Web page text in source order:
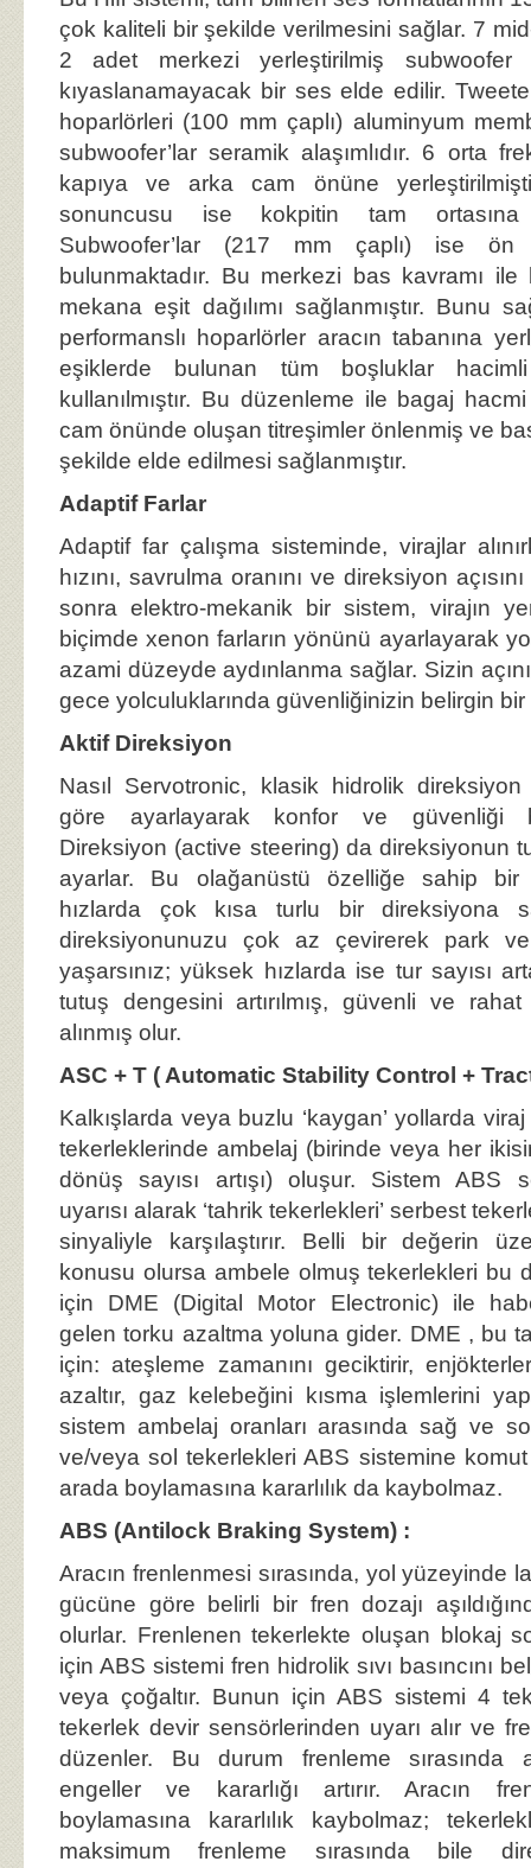
çok kaliteli bir şekilde verilmesini sağlar. 7
2 adet merkezi yerleştirilmiş
kıyaslanamayacak bir ses elde edilir.
hoparlörleri (100 mm çaplı) aluminyum
subwoofer’lar seramik alaşımlıdır. 6 orta
kapıya ve arka cam önüne
sonuncusu ise kokpitin tam ortasına
Subwoofer’lar (217 mm çaplı) ise ön
bulunmaktadır. Bu merkezi bas kavramı
mekana eşit dağılımı sağlanmıştır. Bunu
performanslı hoparlörler aracın tabanına
eşiklerde bulunan tüm boşluklar
kullanılmıştır. Bu düzenleme ile bagaj
cam önünde oluşan titreşimler önlenmiş ve
şekilde elde edilmesi sağlanmıştır.
Adaptif Farlar
Adaptif far çalışma sisteminde, virajlar
hızını, savrulma oranını ve direksiyon
sonra elektro-mekanik bir sistem, virajın
biçimde xenon farların yönünü ayarlayarak
azami düzeyde aydınlanma sağlar. Sizin
gece yolculuklarında güvenliğinizin belirgin bir
Aktif Direksiyon
Nasıl Servotronic, klasik hidrolik direksiyon
göre ayarlayarak konfor ve güvenliği
Direksiyon (active steering) da direksiyonun
ayarlar. Bu olağanüstü özelliğe sahip bir
hızlarda çok kısa turlu bir direksiyona
direksiyonunuzu çok az çevirerek park ve
yaşarsınız; yüksek hızlarda ise tur sayısı
tutuş dengesini artırılmış, güvenli ve rahat
alınmış olur.
ASC + T ( Automatic Stability Control +
Kalkışlarda veya buzlu ‘kaygan’ yollarda
tekerleklerinde ambelaj (birinde veya her
dönüş sayısı artışı) oluşur. Sistem ABS
uyarısı alarak ‘tahrik tekerlekleri’ serbest
sinyaliyle karşılaştırır. Belli bir değerin
konusu olursa ambele olmuş tekerlekleri bu
için DME (Digital Motor Electronic) ile
gelen torku azaltma yoluna gider. DME , bu
için: ateşleme zamanını geciktirir,
azaltır, gaz kelebeğini kısma işlemlerini
sistem ambelaj oranları arasında sağ ve
ve/veya sol tekerlekleri ABS sistemine
arada boylamasına kararlılık da kaybolmaz.
ABS (Antilock Braking System) :
Aracın frenlenmesi sırasında, yol yüzeyinde
gücüne göre belirli bir fren dozajı
olurlar. Frenlenen tekerlekte oluşan blokaj
için ABS sistemi fren hidrolik sıvı basıncını
veya çoğaltır. Bunun için ABS sistemi 4
tekerlek devir sensörlerinden uyarı alır ve
düzenler. Bu durum frenleme sırasında
engeller ve kararlığı artırır. Aracın
boylamasına kararlılık kaybolmaz;
maksimum frenleme sırasında bile